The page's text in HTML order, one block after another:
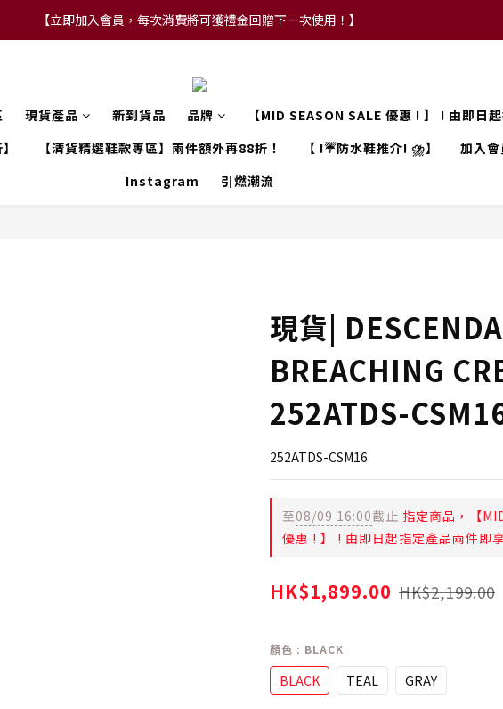
【FLASH SALE 兩件指定現貨產品即享88折】
【立即加入會員，每次消費將可獲禮金回贈下一次使用！】
現貨產品 新到貨品 品牌
【MID SEASON SALE 優惠 ! 】 ! 由即日
【清貨精選鞋款專區】兩件額外再88折！ 【 !☔防水鞋推介! ⛈️】 加入
Instagram
引燃潮流
現貨|
BREACHING
252ATDS-
252ATDS-CSM16
至08/09 16:00截止 指定商品，【
優惠 ! 】 ! 由即日起指定產品兩件即
HK$1,899.00 HK$2,199.00
顏色 : BLACK
BLACK TEAL GRAY